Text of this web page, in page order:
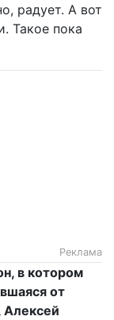
радует. А вот
Такое пока
Реклама
в котором
от
Алексей